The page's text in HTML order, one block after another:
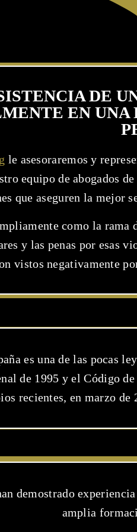
DE
EN UNA
le asesoraremos y
equipo de abogados de
que aseguren la mejor
como la rama
y las penas por esas
vistos negativamente
es una de las pocas
de 1995 y el Código
recientes, en marzo de
demostrado
amplia